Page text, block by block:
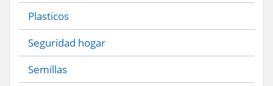
Plasticos
Seguridad hogar
Semillas